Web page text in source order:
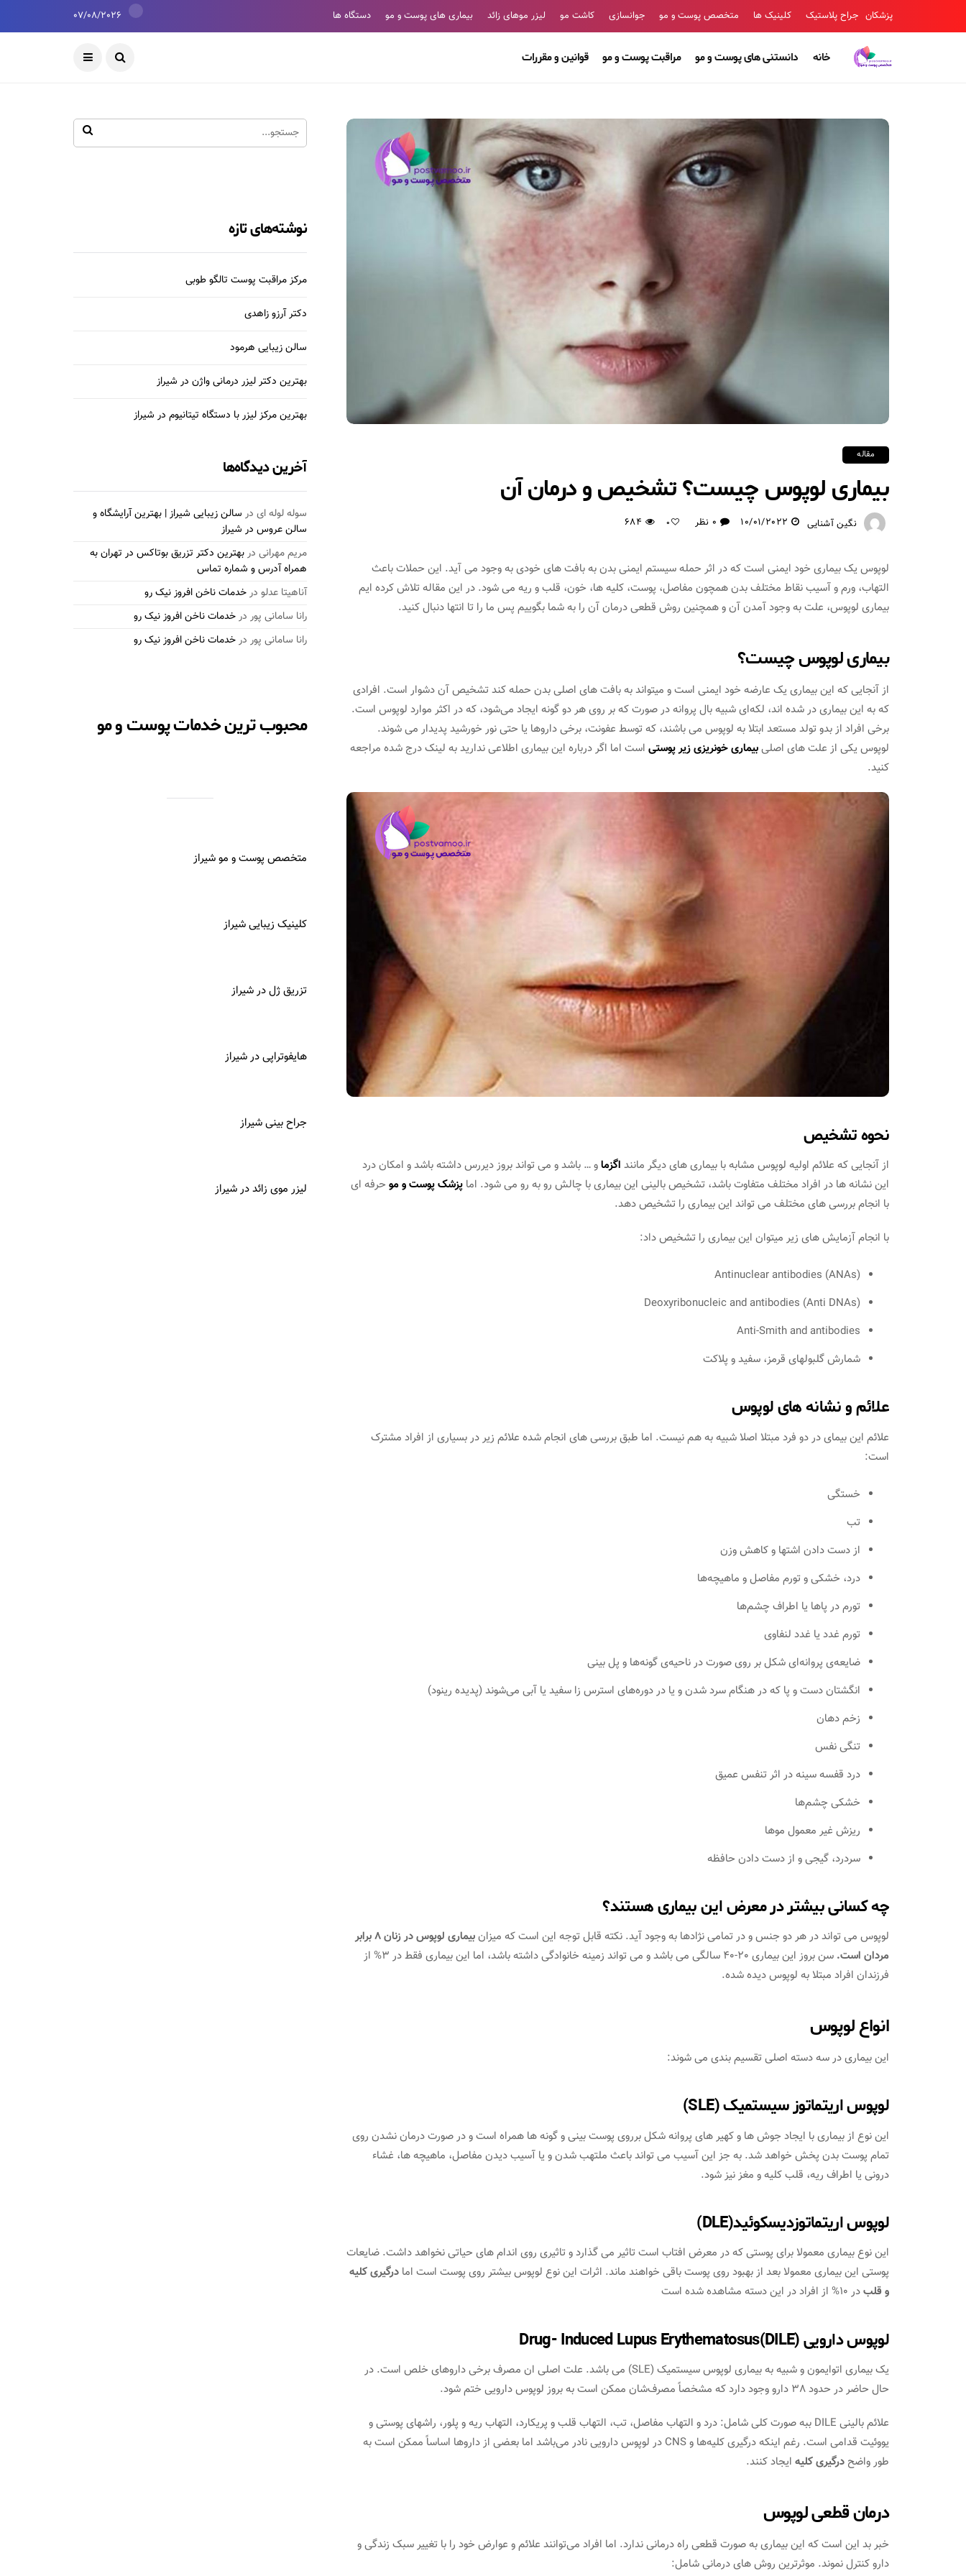
پزشکان جراح پلاستیک کلینیک ها متخصص پوست و مو جوانسازی کاشت مو لیزر موهای زائد بیماری های پوست و مو دستگاه ها 07/08/2026
خانه دانستنی های پوست و مو مراقبت پوست و مو قوانین و مقررات
مقاله
بیماری لوپوس چیست؟ تشخیص و درمان آن
نگین آشنایی 10/01/2022 0 نظر 0
684
لوپوس یک بیماری خود ایمنی است که در اثر حمله سیستم ایمنی بدن به بافت های خودی به وجود می آید. این حملات باعث
التهاب، ورم و آسیب نقاط مختلف بدن همچون مفاصل، پوست، کلیه ها، خون، قلب و ریه می شود. در این مقاله تلاش کرده ایم
بیماری لوپوس، علت به وجود آمدن آن و همچنین روش قطعی درمان آن را به شما بگوییم پس ما را تا انتها دنبال کنید.
بیماری لوپوس چیست؟
از آنجایی که این بیماری یک عارضه خود ایمنی است و میتواند به بافت های اصلی بدن حمله کند تشخیص آن دشوار است. افرادی
که به این بیماری در شده اند، لکه‌ای شبیه بال پروانه در صورت که بر روی هر دو گونه ایجاد می‌شود، که در اکثر موارد لوپوس است.
برخی افراد از بدو تولد مستعد ابتلا به لوپوس می باشند، که توسط عفونت، برخی داروها یا حتی نور خورشید پدیدار می شوند.
لوپوس یکی از علت های اصلیبیماری خونریزی زیر پوستی است اما اگر درباره این بیماری اطلاعی ندارید به لینک درج شده مراجعه
کنید.
نحوه تشخیص
از آنجایی که علائم اولیه لوپوس مشابه با بیماری های دیگر مانند اگزماو … باشد و می تواند بروز دیررس داشته باشد و امکان درد
این نشانه ها در افراد مختلف متفاوت باشد، تشخیص بالینی این بیماری با چالش رو به رو می شود. اما پزشک پوست و مو حرفه ای
با انجام بررسی های مختلف می تواند این بیماری را تشخیص دهد.
با انجام آزمایش های زیر میتوان این بیماری را تشخیص داد:
(Antinuclear antibodies (ANAs
(Deoxyribonucleic and antibodies (Anti DNAs
Anti-Smith and antibodies
شمارش گلبولهای قرمز، سفید و پلاکت
علائم و نشانه های لوپوس
علائم این بیمای در دو فرد مبتلا اصلا شبیه به هم نیست. اما طبق بررسی های انجام شده علائم زیر در بسیاری از افراد مشترک
است:
خستگی
تب
از دست دادن اشتها و کاهش وزن
درد، خشکی و تورم مفاصل و ماهیچه‌ها
تورم در پاها یا اطراف چشم‌ها
تورم غدد یا غدد لنفاوی
ضایعه‌ی پروانه‌ای شکل بر روی صورت در ناحیه‌ی گونه‌ها و پل بینی
انگشتان دست و پا که در هنگام سرد شدن و یا در دوره‌های استرس زا سفید یا آبی می‌شوند (پدیده رینود)
زخم دهان
تنگی نفس
درد قفسه سینه در اثر تنفس عمیق
خشکی چشم‌ها
ریزش غیر معمول موها
سردرد، گیجی و از دست دادن حافظه
چه کسانی بیشتر در معرض این بیماری هستند؟
لوپوس می تواند در هر دو جنس و در تمامی نژادها به وجود آید. نکته قابل توجه این است که میزان
بیماری لوپوس در زنان 8 برابر
مردان است.
سن بروز این بیماری 20-40 سالگی می باشد و می تواند زمینه خانوادگی داشته باشد، اما این بیماری فقط در 3% از
فرزندان افراد مبتلا به لوپوس دیده شده.
انواع لوپوس
این بیماری در سه دسته اصلی تقسیم بندی می شوند:
لوپوس اریتماتوز سیستمیک (SLE)
این نوع از بیماری با ایجاد جوش ها و کهیر های پروانه شکل برروی پوست بینی و گونه ها همراه است و در صورت درمان نشدن روی
تمام پوست بدن پخش خواهد شد. به جز این آسیب می تواند باعث ملتهب شدن و یا آسیب دیدن مفاصل، ماهیچه ها، غشاء
درونی یا اطراف ریه، قلب کلیه و مغز نیز شود.
لوپوس اریتماتوزدیسکوئید(DLE)
این نوع بیماری معمولا برای پوستی که در معرض افتاب است تاثیر می گذارد و تاثیری روی اندام های حیاتی نخواهد داشت. ضایعات
پوستی این بیماری معمولا بعد از بهبود روی پوست باقی خواهند ماند. اثرات این نوع لوپوس بیشتر روی پوست است اما درگیری کلیه
و قلبدر 10% از افراد در این دسته مشاهده شده است
لوپوس دارویی (Drug- Induced Lupus Erythematosus(DILE
یک بیماری اتوایمون و شبیه به بیماری لوپوس سیستمیک (SLE) می باشد. علت اصلی ان مصرف برخی داروهای خلص است. در
حال حاضر در حدود 38 دارو وجود دارد که مشخصاً مصرف‌شان ممکن است به بروز لوپوس دارویی ختم شود.
علائم بالینی DILE ببه صورت کلی شامل: درد و التهاب مفاصل، تب، التهاب قلب و پریکارد، التهاب ریه و پلور، راشهای پوستی و
یووئیت قدامی است. رغم اینکه درگیری کلیه‌ها و CNS در لوپوس دارویی نادر می‌باشد اما بعضی از داروها اساساً ممکن است به
طور واضح درگیری کلیه ایجاد کنند.
درمان قطعی لوپوس
خبر بد این است که این بیماری به صورت قطعی راه درمانی ندارد. اما افراد می‌توانند علائم و عوارض خود را با تغییر سبک زندگی و
دارو کنترل نموند. موثرترین روش های درمانی شامل:
نوشته‌های تازه
مرکز مراقبت پوست تالگو طوبی
دکتر آرزو زاهدی
سالن زیبایی هرمود
بهترین دکتر لیزر درمانی واژن در شیراز
بهترین مرکز لیزر با دستگاه تیتانیوم در شیراز
آخرین دیدگاه‌ها
سوله لوله ای در سالن زیبایی شیراز | بهترین آرایشگاه و
سالن عروس در شیراز
مریم مهرانی دربهترین دکتر تزریق بوتاکس در تهران به
همراه آدرس و شماره تماس
آناهیتا عدلو درخدمات ناخن افروز نیک رو
رانا سامانی پور درخدمات ناخن افروز نیک رو
رانا سامانی پور درخدمات ناخن افروز نیک رو
محبوب ترین خدمات پوست و مو
متخصص پوست و مو شیراز
کلینیک زیبایی شیراز
تزریق ژل در شیراز
هایفوتراپی در شیراز
جراح بینی شیراز
لیزر موی زائد در شیراز